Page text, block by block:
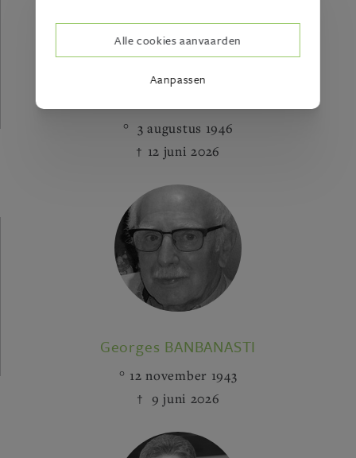
3 augustus 1946
12 juni 2026
Georges BANBANASTI
12 november 1943
9 juni 2026
Alle cookies aanvaarden
Aanpassen